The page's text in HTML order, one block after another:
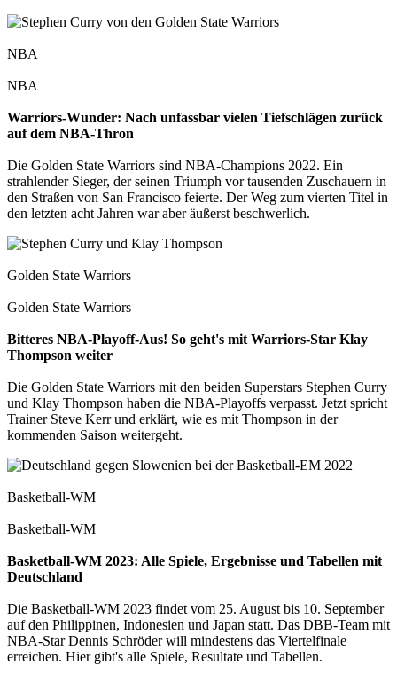
NBA
NBA
Warriors-Wunder: Nach unfassbar vielen Tiefschlägen zurück
auf dem NBA-Thron
Die Golden State Warriors sind NBA-Champions 2022. Ein
strahlender Sieger, der seinen Triumph vor tausenden Zuschauern in
den Straßen von San Francisco feierte. Der Weg zum vierten Titel in
den letzten acht Jahren war aber äußerst beschwerlich.
Golden State Warriors
Golden State Warriors
Bitteres NBA-Playoff-Aus! So geht's mit Warriors-Star Klay
Thompson weiter
Die Golden State Warriors mit den beiden Superstars Stephen Curry
und Klay Thompson haben die NBA-Playoffs verpasst. Jetzt spricht
Trainer Steve Kerr und erklärt, wie es mit Thompson in der
kommenden Saison weitergeht.
Basketball-WM
Basketball-WM
Basketball-WM 2023: Alle Spiele, Ergebnisse und Tabellen mit
Deutschland
Die Basketball-WM 2023 findet vom 25. August bis 10. September
auf den Philippinen, Indonesien und Japan statt. Das DBB-Team mit
NBA-Star Dennis Schröder will mindestens das Viertelfinale
erreichen. Hier gibt's alle Spiele, Resultate und Tabellen.